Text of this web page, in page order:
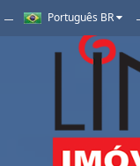
Português BR